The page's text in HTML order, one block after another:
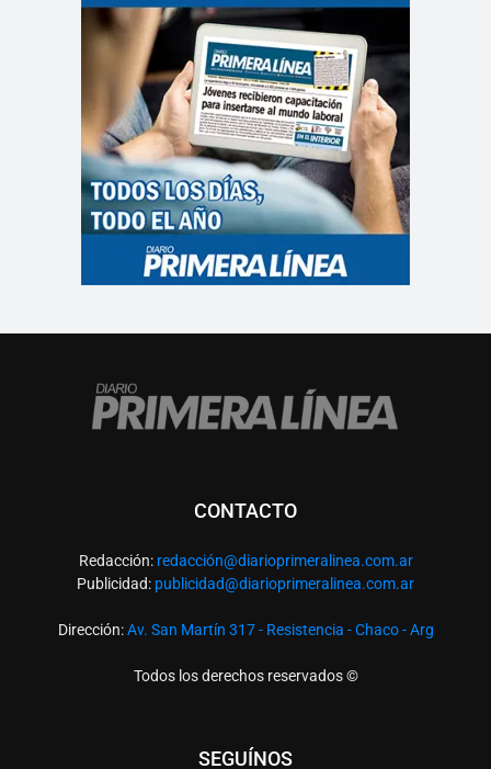
CONTACTO
Redacción: redacción@diarioprimeralinea.com.ar
Publicidad: publicidad@diarioprimeralinea.com.ar
Dirección:Av. San Martín 317 - Resistencia - Chaco - Arg
Todos los derechos reservados ©
SEGUÍNOS